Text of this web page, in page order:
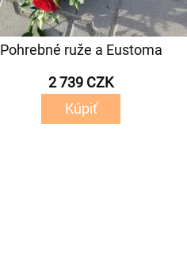
Pohrebné ruže a Eustoma
2 739 CZK
Kúpiť